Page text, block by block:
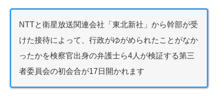
NTTと衛星放送関連会社「東北新社」から幹部が受
けた接待によって、行政がゆがめられたことがなか
ったかを検察官出身の弁護士ら4人が検証する第三
者委員会の初会合が17日開かれます